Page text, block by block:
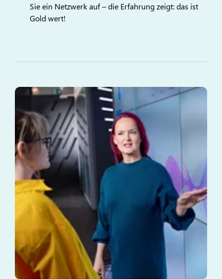
Sie ein Netzwerk auf – die Erfahrung zeigt: das ist
Gold wert!